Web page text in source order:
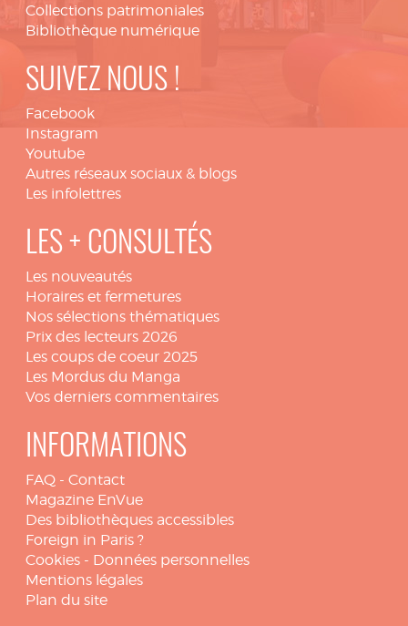
Collections patrimoniales
Bibliothèque numérique
SUIVEZ NOUS !
Facebook
Instagram
Youtube
Autres réseaux sociaux & blogs
Les infolettres
LES + CONSULTÉS
Les nouveautés
Horaires et fermetures
Nos sélections thématiques
Prix des lecteurs 2026
Les coups de coeur 2025
Les Mordus du Manga
Vos derniers commentaires
INFORMATIONS
FAQ - Contact
Magazine EnVue
Des bibliothèques accessibles
Foreign in Paris ?
Cookies - Données personnelles
Mentions légales
Plan du site